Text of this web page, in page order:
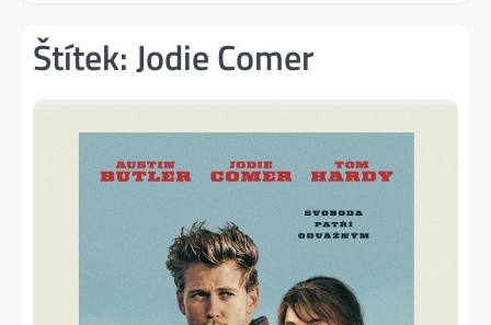
Štítek:Jodie Comer